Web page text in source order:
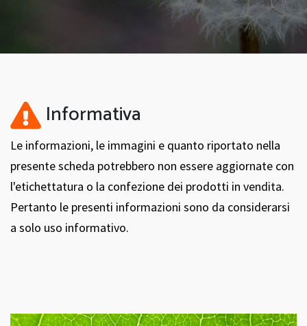
Informativa
Le informazioni, le immagini e quanto riportato nella
presente scheda potrebbero non essere aggiornate con
l'etichettatura o la confezione dei prodotti in vendita.
Pertanto le presenti informazioni sono da considerarsi
a solo uso informativo.